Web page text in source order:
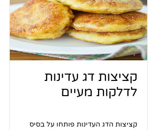
קציצות דג עדינות
לדלקות מעיים
קציצות הדג העדינות פותחו על בסיס